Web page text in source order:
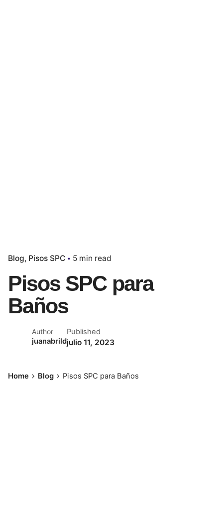
Blog Pisos SPC 5 min read
Pisos SPC para
Baños
Author
juanabrild
Published
julio 11, 2023
Home Blog Pisos SPC para Baños